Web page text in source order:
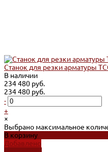
Станок для резки арматуры
В наличии
234 480 руб.
234 480 руб.
-
+
×
Выбрано максимальное
В корзину
Добавлено